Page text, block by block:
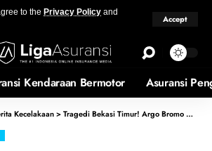
to the Privacy Policy and
Accept
Kendaraan Bermotor Asuransi
Kecelakaan>Tragedi Bekasi Timur! Argo Bromo Anggrek Tabrak KRL, 15 Tewas & Puluhan Luka, Diduga Berawal dari Taksi di Perlintasan: Dan 7 Insiden Kecelakaan Terupdate yang Menggemparkan di Indonesia